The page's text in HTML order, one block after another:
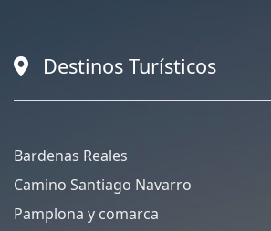
Destinos Turísticos
Bardenas Reales
Camino Santiago Navarro
Pamplona y comarca